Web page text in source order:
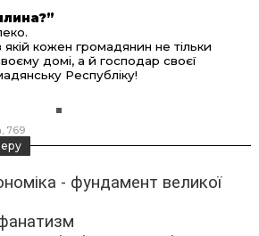
кожен громадянин не тільки
домі, а й господар своєї
Республіку!
769
- фундамент великої